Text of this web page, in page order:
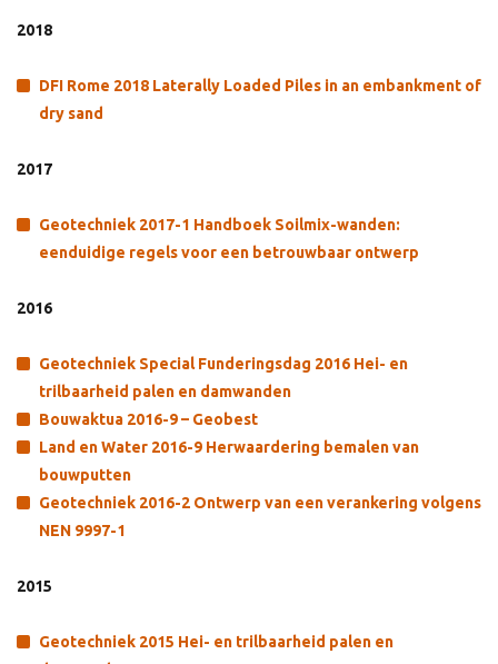
2018
DFI Rome 2018 Laterally Loaded Piles in an embankment of
dry sand
2017
Geotechniek 2017-1 Handboek Soilmix-wanden:
eenduidige regels voor een betrouwbaar ontwerp
2016
Geotechniek Special Funderingsdag 2016 Hei- en
trilbaarheid palen en damwanden
Bouwaktua 2016-9 – Geobest
Land en Water 2016-9 Herwaardering bemalen van
bouwputten
Geotechniek 2016-2 Ontwerp van een verankering volgens
NEN 9997-1
2015
Geotechniek 2015 Hei- en trilbaarheid palen en